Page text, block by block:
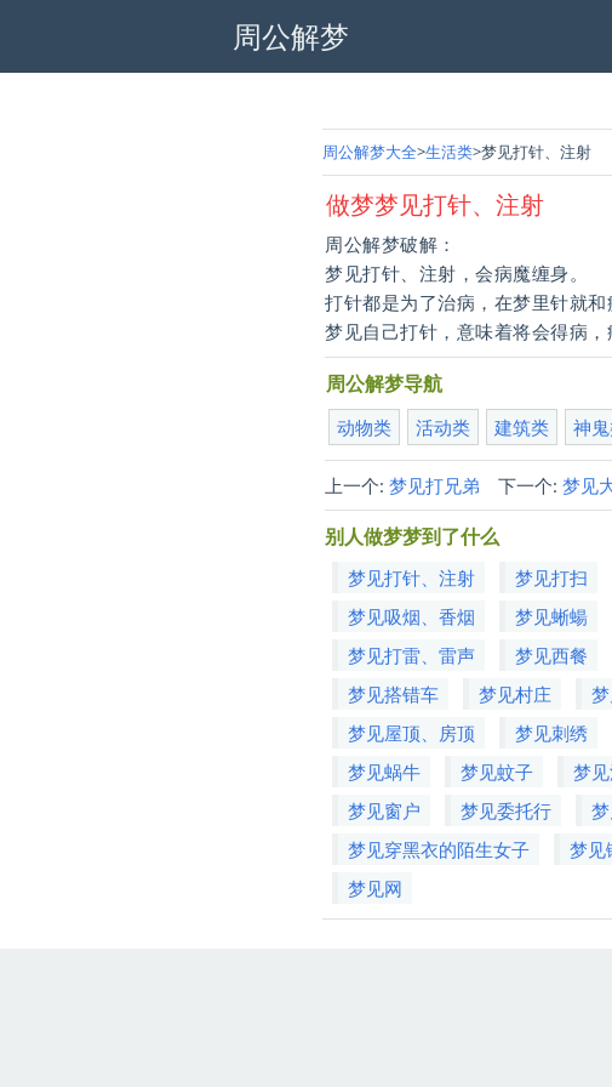
周公解梦
周公解梦大全 生活类 梦见打针、注射
做梦梦见打针、注射
周公解梦破解：
梦见打针、注射，会病魔缠身。
打针都是为了治病，在梦里针就和
梦见自己打针，意味着将会得病
周公解梦导航
动物类 活动类 建筑类 神
上一个:梦见打兄弟 下一个:梦见
别人做梦梦到了什么
梦见打针、注射 梦见打扫
梦见吸烟、香烟
梦见蜥蝪
梦见打雷、雷声
梦见西餐
梦见搭错车
梦见村庄
梦见屋顶、房顶
梦见刺绣
梦见蜗牛
梦见蚊子 梦
梦见窗户
梦见委托行
梦见穿黑衣的陌生女子
梦见
梦见网